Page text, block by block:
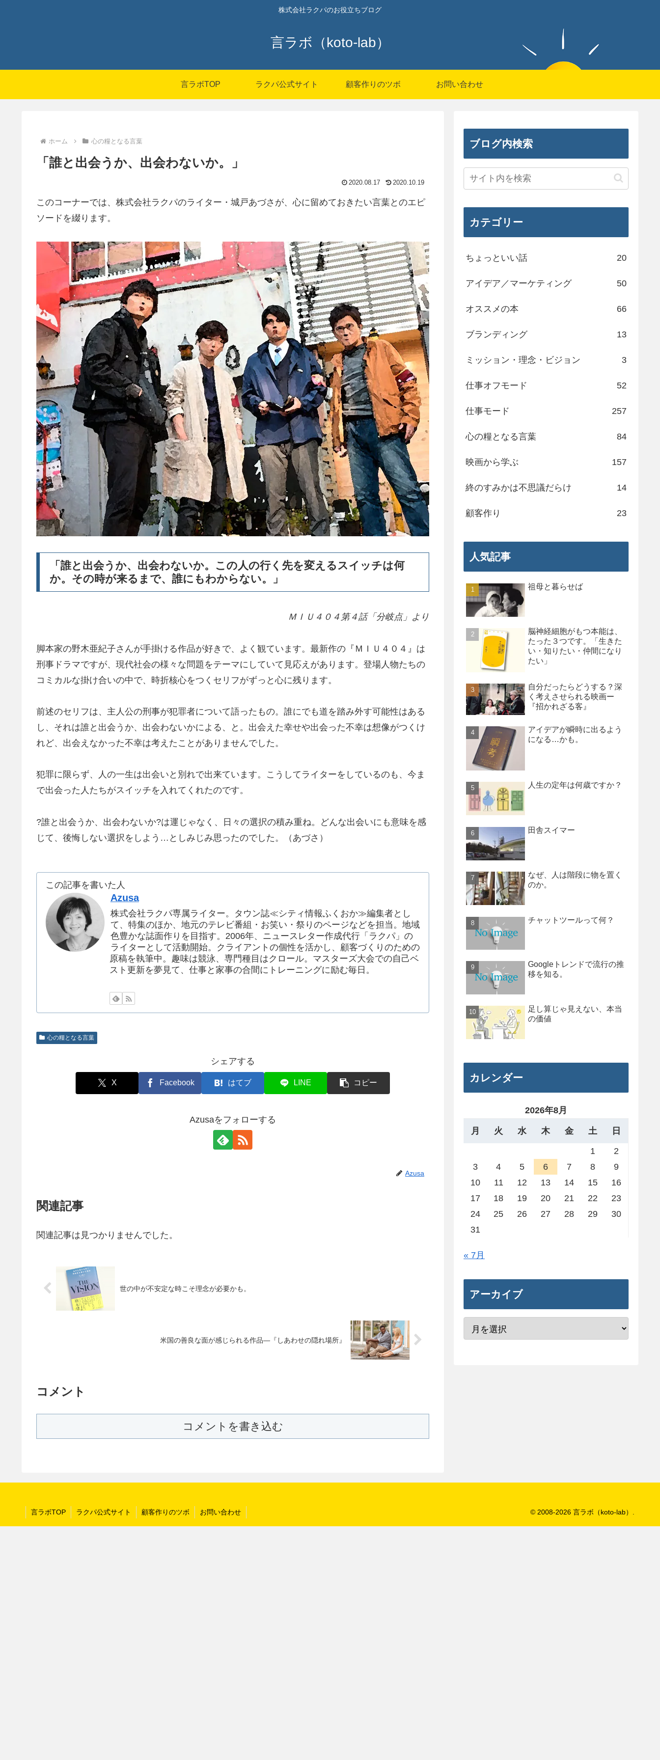
株式会社ラクパのお役立ちブログ
言ラボ（koto-lab）
言ラボTOP ラクパ公式サイト 顧客作りのツボ お問い合わせ
ホーム 心の糧となる言葉
「誰と出会うか、出会わないか。」
2020.08.17 2020.10.19
このコーナーでは、株式会社ラクパのライター・城戸あづさが、心に留めておきたい言葉とのエピ
ソードを綴ります。
「誰と出会うか、出会わないか。この人の行く先を変えるスイッチは何
か。その時が来るまで、誰にもわからない。」
ＭＩＵ４０４第４話「分岐点」より
脚本家の野木亜紀子さんが手掛ける作品が好きで、よく観ています。最新作の『ＭＩＵ４０４』は
刑事ドラマですが、現代社会の様々な問題をテーマにしていて見応えがあります。登場人物たちの
コミカルな掛け合いの中で、時折核心をつくセリフがずっと心に残ります。
前述のセリフは、主人公の刑事が犯罪者について語ったもの。誰にでも道を踏み外す可能性はある
し、それは誰と出会うか、出会わないかによる、と。出会えた幸せや出会った不幸は想像がつくけ
れど、出会えなかった不幸は考えたことがありませんでした。
犯罪に限らず、人の一生は出会いと別れで出来ています。こうしてライターをしているのも、今ま
で出会った人たちがスイッチを入れてくれたのです。
?誰と出会うか、出会わないか?は運じゃなく、日々の選択の積み重ね。どんな出会いにも意味を感
じて、後悔しない選択をしよう…としみじみ思ったのでした。（あづさ）
この記事を書いた人
Azusa
株式会社ラクパ専属ライター。タウン誌≪シティ情報ふくおか≫編集者とし
て、特集のほか、地元のテレビ番組・お笑い・祭りのページなどを担当。地域
色豊かな誌面作りを目指す。2006年、ニュースレター作成代行「ラクパ」の
ライターとして活動開始。クライアントの個性を活かし、顧客づくりのための
原稿を執筆中。趣味は競泳、専門種目はクロール。マスターズ大会での自己ベ
スト更新を夢見て、仕事と家事の合間にトレーニングに励む毎日。
心の糧となる言葉
シェアする
X Facebook はてブ LINE コピー
Azusaをフォローする
Azusa
関連記事
関連記事は見つかりませんでした。
世の中が不安定な時こそ理念が必要かも。
米国の善良な面が感じられる作品―『しあわせの隠れ場所』
コメント
コメントを書き込む
ブログ内検索
カテゴリー
ちょっといい話 20
アイデア／マーケティング 50
オススメの本 66
ブランディング 13
ミッション・理念・ビジョン 3
仕事オフモード 52
仕事モード 257
心の糧となる言葉 84
映画から学ぶ 157
終のすみかは不思議だらけ 14
顧客作り 23
人気記事
祖母と暮らせば
脳神経細胞がもつ本能は、
たった３つです。「生きた
い・知りたい・仲間になり
たい」
自分だったらどうする？深
く考えさせられる映画ー
『招かれざる客』
アイデアが瞬時に出るよう
になる…かも。
人生の定年は何歳ですか？
田舎スイマー
なぜ、人は階段に物を置く
のか。
チャットツールって何？
Googleトレンドで流行の推
移を知る。
足し算じゃ見えない、本当
の価値
カレンダー
2026年8月
月 火 水 木 金 土 日
1
2
3
4 5 6 7 8
9
10
11 12 13 14 15
16
17
18 19 20 21 22
23
24
25 26 27 28 29
30
31
« 7月
アーカイブ
言ラボTOP ラクパ公式サイト 顧客作りのツボ お問い合わせ © 2008-2026 言ラボ（koto-lab）.